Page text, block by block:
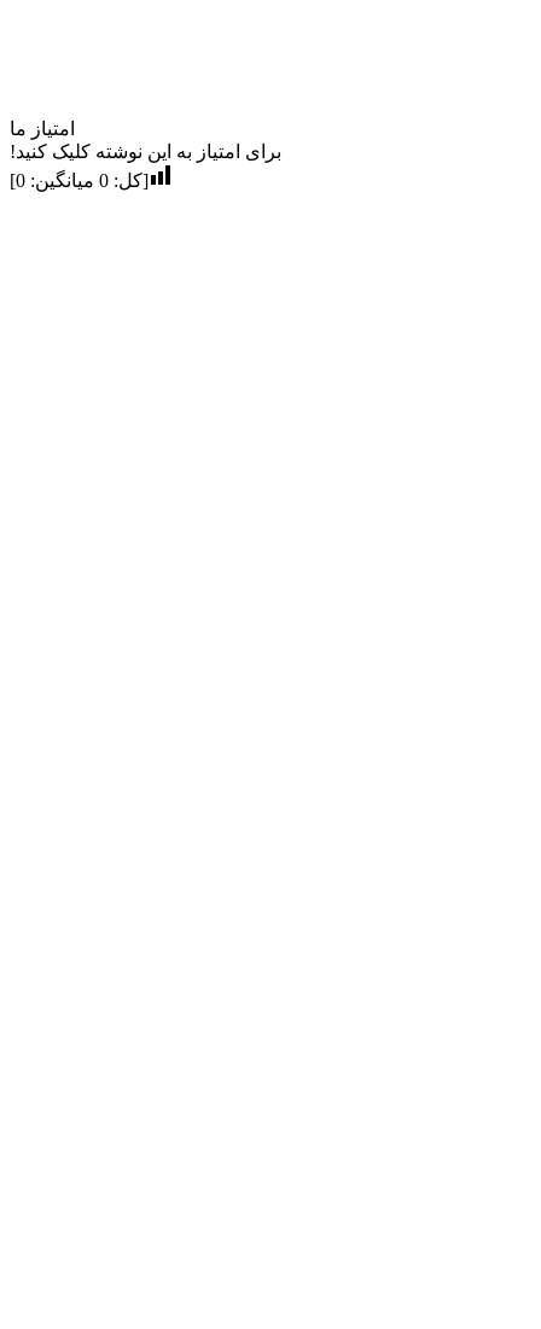
امتیاز ما
برای امتیاز به این نوشته کلیک کنید!
[کل: 0 میانگین: 0
]